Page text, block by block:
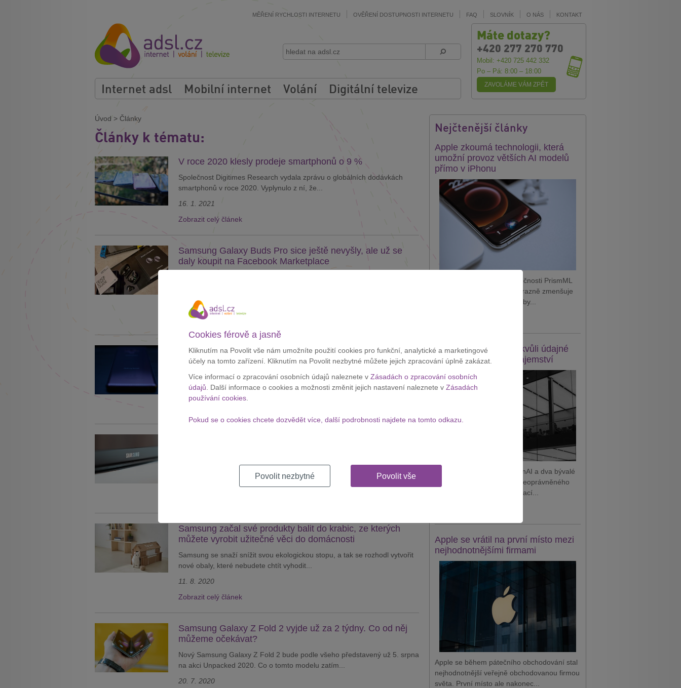
MĚŘENÍ RYCHLOSTI INTERNETU OVĚŘENÍ DOSTUPNOSTI INTERNETU FAQ SLOVNÍK O NÁS KONTAKT
Internet adsl Mobilní internet Volání Digitální televize
Máte dotazy?
+420 277 270 770
Mobil: +420 725 442 332
Po – Pá: 8:00 – 18:00
ZAVOLÁME VÁM ZPĚT
Úvod > Články
Články k tématu:
V roce 2020 klesly prodeje smartphonů o 9 %
Společnost Digitimes Research vydala zprávu o globálních dodávkách
smartphonů v roce 2020. Vyplynulo z ní, že...
16. 1. 2021
Zobrazit celý článek
Samsung Galaxy Buds Pro sice ještě nevyšly, ale už se
daly koupit na Facebook Marketplace
7. 1. 2021
Zobrazit celý článek
Samsung příští rok ukončí řadu Galaxy Note
Samsung letos v létě představil nový Galaxy Note 20. Podle nejnovějjších
informací by se ale mohlo jednat o úplně...
12. 12. 2020
Továrna by měla být zavřena už v listopadu...
Samsung začal své produkty balit do krabic, ze kterých
můžete vyrobit užitečné věci do domácnosti
Samsung se snaží snížit svou ekologickou stopu, a tak se rozhodl vytvořit
nové obaly, které nebudete chtít vyhodit...
11. 8. 2020
Zobrazit celý článek
Samsung Galaxy Z Fold 2 vyjde už za 2 týdny. Co od něj
můžeme očekávat?
Nový Samsung Galaxy Z Fold 2 bude podle všeho představený už 5. srpna
na akci Unpacked 2020. Co o tomto modelu zatím...
20. 7. 2020
Nejčtenější články
Apple zkoumá technologii, která
umožní provoz větších AI modelů
přímo v iPhonu
Apple podle vyjádření společnosti PrismML
testuje technologii, která výrazně zmenšuje
velké AI modely. Díky tomu by...
Apple žaluje OpenAI kvůli údajné
krádeži obchodního tajemství
Apple podal žalobu na OpenAI a dva bývalé
zaměstnance, které viní z neoprávněného
získávání důvěrných informací...
Apple se vrátil na první místo mezi
nejhodnotnějšími firmami
Apple se během pátečního obchodování stal
nejhodnotnější veřejně obchodovanou firmou
světa. První místo ale nakonec...
Cookies férově a jasně
Kliknutím na Povolit vše nám umožníte použití cookies pro funkční, analytické a marketingové
účely na tomto zařízení. Kliknutím na Povolit nezbytné můžete jejich zpracování úplně zakázat.
Více informací o zpracování osobních údajů naleznete v Zásadách o zpracování osobních
údajů . Další informace o cookies a možnosti změnit jejich nastavení naleznete v Zásadách
používání cookies
Pokud se o cookies chcete dozvědět více, další podrobnosti najdete na tomto odkazu.
Povolit nezbytné Povolit vše